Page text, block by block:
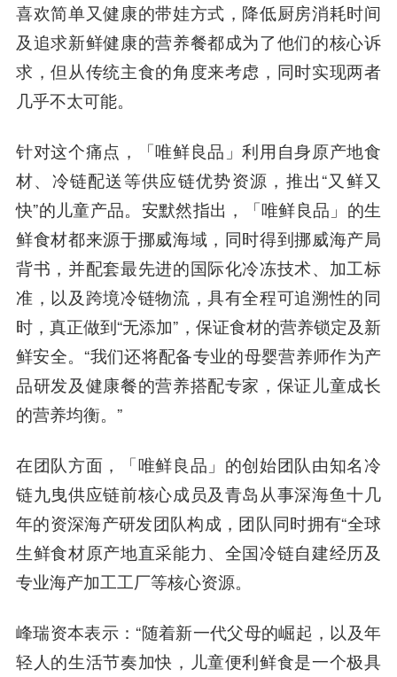
喜欢简单又健康的带娃方式，降低厨房消耗时间
及追求新鲜健康的营养餐都成为了他们的核心诉
求，但从传统主食的角度来考虑，同时实现两者
几乎不太可能。
针对这个痛点，「唯鲜良品」利用自身原产地食
材、冷链配送等供应链优势资源，推出“又鲜又
快”的儿童产品。安默然指出，「唯鲜良品」的生
鲜食材都来源于挪威海域，同时得到挪威海产局
背书，并配套最先进的国际化冷冻技术、加工标
准，以及跨境冷链物流，具有全程可追溯性的同
时，真正做到“无添加”，保证食材的营养锁定及新
鲜安全。“我们还将配备专业的母婴营养师作为产
品研发及健康餐的营养搭配专家，保证儿童成长
的营养均衡。”
在团队方面，「唯鲜良品」的创始团队由知名冷
链九曳供应链前核心成员及青岛从事深海鱼十几
年的资深海产研发团队构成，团队同时拥有“全球
生鲜食材原产地直采能力、全国冷链自建经历及
专业海产加工工厂等核心资源。
峰瑞资本表示：“随着新一代父母的崛起，以及年
轻人的生活节奏加快，儿童便利鲜食是一个极具